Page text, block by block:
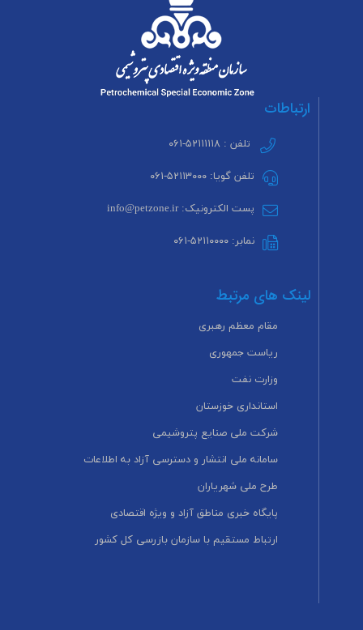
ارتباطات
تلفن : ۵۲۱۱۱۱۱۸-۰۶۱
تلفن گویا: ۵۲۱۱۳۰۰۰-۰۶۱
پست الکترونیک: info@petzone.ir
نمابر: ۵۲۱۱۰۰۰۰-۰۶۱
لینک های مرتبط
مقام معظم رهبری
ریاست جمهوری
وزارت نفت
استانداری خوزستان
شرکت ملی صنایع پتروشیمی
سامانه ملی انتشار و دسترسی آزاد به اطلاعات
طرح ملی شهریاران
پایگاه خبری مناطق آزاد و ویژه اقتصادی
ارتباط مستقیم با سازمان بازرسی کل کشور